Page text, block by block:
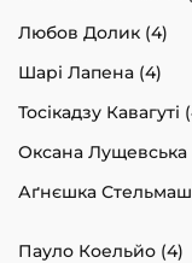
Любов Долик (4)
Шарі Лапена (4)
Тосікадзу Кавагуті
Оксана Лущевська
Аґнєшка
Пауло Коельйо (4)